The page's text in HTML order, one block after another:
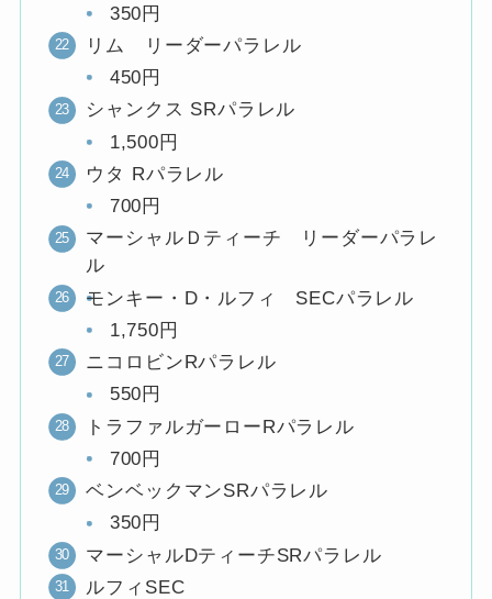
350円
リム リーダーパラレル
450円
シャンクス SRパラレル
1,500円
ウタ Rパラレル
700円
マーシャルＤティーチ リーダーパラレ
ル
モンキー・D・ルフィ SECパラレル
1,750円
ニコロビンRパラレル
550円
トラファルガーローRパラレル
700円
ベンベックマンSRパラレル
350円
マーシャルDティーチSRパラレル
ルフィSEC